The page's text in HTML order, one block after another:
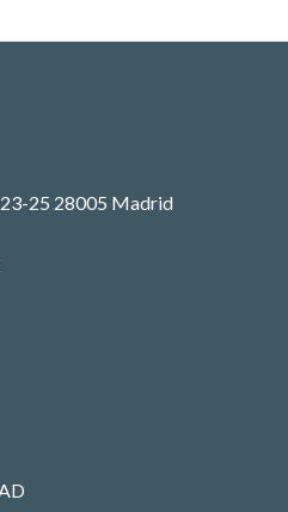
23-25 28005 Madrid